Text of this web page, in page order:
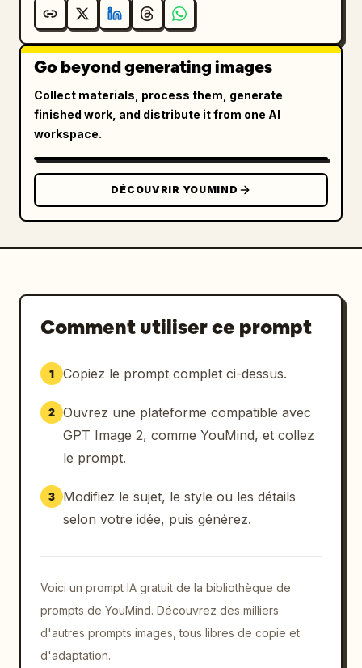
Go beyond generating images
Collect materials, process them, generate
finished work, and distribute it from one AI
workspace.
DÉCOUVRIR YOUMIND
Comment utiliser ce prompt
1 Copiez le prompt complet ci-dessus.
2 Ouvrez une plateforme compatible avec
GPT Image 2, comme YouMind, et collez
le prompt.
3
Modifiez le sujet, le style ou les détails
selon votre idée, puis générez.
Voici un prompt IA gratuit de la bibliothèque de
prompts de YouMind. Découvrez des milliers
d'autres prompts images, tous libres de copie et
d'adaptation.